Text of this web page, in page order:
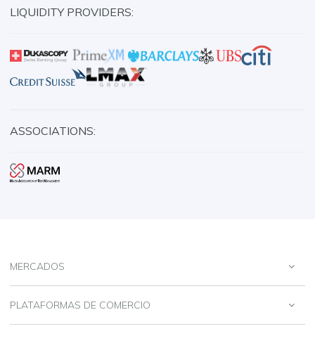
LIQUIDITY PROVIDERS:
ASSOCIATIONS:
MERCADOS
PLATAFORMAS DE COMERCIO